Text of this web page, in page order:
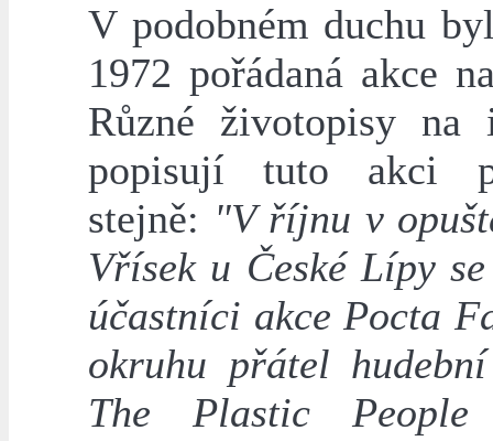
V podobném duchu
1972 pořádaná akce
Různé životopisy na
popisují tuto akci
stejně: "V říjnu v
Vřísek u České Lípy
účastníci akce Pocta
okruhu přátel
The Plastic